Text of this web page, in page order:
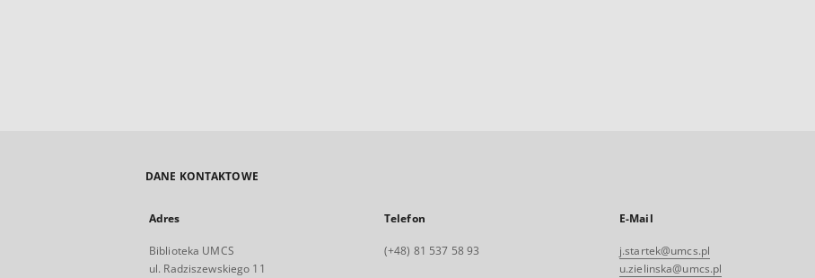
DANE KONTAKTOWE
Adres
Biblioteka UMCS
ul. Radziszewskiego 11
Telefon
(+48) 81 537 58 93
E-Mail
j.startek@umcs.pl
u.zielinska@umcs.pl